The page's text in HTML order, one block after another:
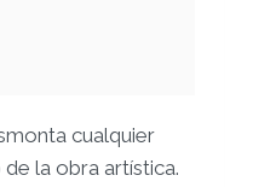
cualquier
la obra artística.